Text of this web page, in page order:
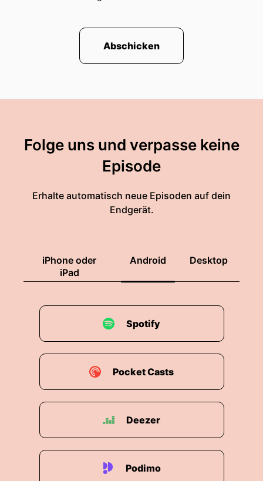
Abschicken
Folge uns und verpasse keine
Episode
Erhalte automatisch neue Episoden auf dein
Endgerät.
iPhone oder
iPad
Android Desktop
Spotify
Pocket Casts
Deezer
Podimo